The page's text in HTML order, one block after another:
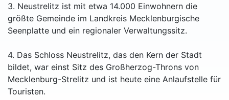
3. Neustrelitz ist mit etwa 14.000 Einwohnern die
größte Gemeinde im Landkreis Mecklenburgische
Seenplatte und ein regionaler Verwaltungssitz.
4. Das Schloss Neustrelitz, das den Kern der Stadt
bildet, war einst Sitz des Großherzog-Throns von
Mecklenburg-Strelitz und ist heute eine Anlaufstelle für
Touristen.